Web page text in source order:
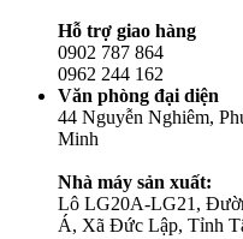
Hỗ trợ giao hàng
0902 787 864
0962 244 162
Văn phòng đại diện
44 Nguyễn Nghiêm,
Minh
Nhà máy sản xuất:
Lô LG20A-LG21,
Á, Xã Đức Lập, Tỉnh